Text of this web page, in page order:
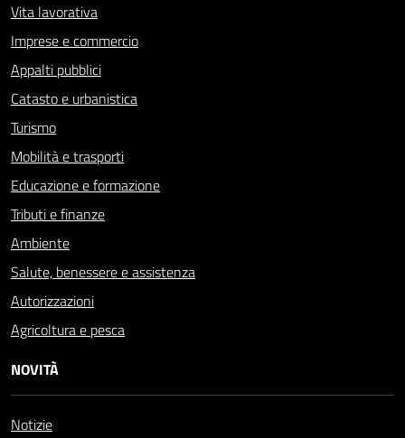
Vita lavorativa
Imprese e commercio
Appalti pubblici
Catasto e urbanistica
Turismo
Mobilità e trasporti
Educazione e formazione
Tributi e finanze
Ambiente
Salute, benessere e assistenza
Autorizzazioni
Agricoltura e pesca
NOVITÀ
Notizie